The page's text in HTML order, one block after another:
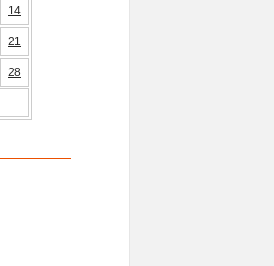
14
21
28